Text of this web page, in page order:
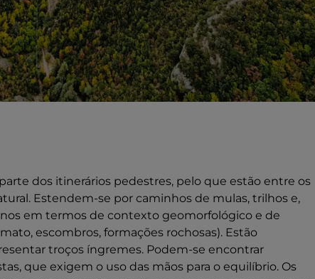
dos itinerários pedestres, pelo que estão entre os
Estendem-se por caminhos de mulas, trilhos e,
em termos de contexto geomorfológico e de
escombros, formações rochosas). Estão
troços íngremes. Podem-se encontrar
que exigem o uso das mãos para o equilíbrio. Os